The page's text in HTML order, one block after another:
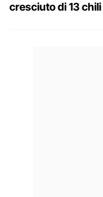
cresciuto di 13 chili